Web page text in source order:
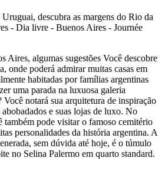
Aires, algumas sugestões Você descobre
onde poderá admirar muitas casas em
habitadas por famílias argentinas
uma parada na luxuosa galeria
notará sua arquitetura de inspiração
abobadados e suas lojas de luxo. No
também pode visitar o famoso cemitério
personalidades da história argentina. A
sem dúvida até hoje, é o túmulo
no Selina Palermo em quarto standard.